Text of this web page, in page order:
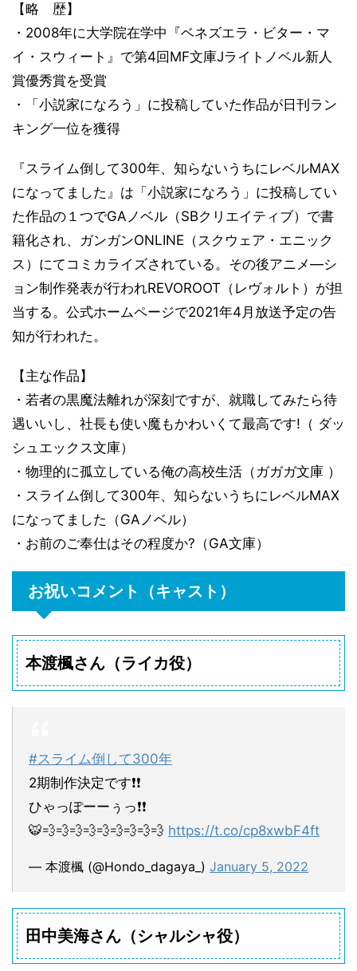
【略 歴】
・2008年に大学院在学中『ベネズエラ・ビター・マ
イ・スウィート』で第4回MF文庫Jライトノベル新人
賞優秀賞を受賞
・「小説家になろう」に投稿していた作品が日刊ラン
キング一位を獲得
『スライム倒して300年、知らないうちにレベルMAX
になってました』は「小説家になろう」に投稿してい
た作品の１つでGAノベル（SBクリエイティブ）で書
籍化され、ガンガンONLINE（スクウェア・エニック
ス）にてコミカライズされている。その後アニメ―シ
ョン制作発表が行われREVOROOT（レヴォルト）が担
当する。公式ホームページで2021年4月放送予定の告
知が行われた。
【主な作品】
・若者の黒魔法離れが深刻ですが、就職してみたら待
遇いいし、社長も使い魔もかわいくて最高です!（ ダッ
シュエックス文庫）
・物理的に孤立している俺の高校生活（ガガガ文庫 ）
・スライム倒して300年、知らないうちにレベルMAX
になってました（GAノベル）
・お前のご奉仕はその程度か?（GA文庫）
お祝いコメント（キャスト）
本渡楓さん（ライカ役）
#スライム倒して300年
2期制作決定です❗️❗️
ひゃっぽーーぅっ❗️❗️
🐯💨💨💨💨💨💨💨💨💨 https://t.co/cp8xwbF4ft
— 本渡楓 (@Hondo_dagaya_) January 5, 2022
田中美海さん（シャルシャ役）